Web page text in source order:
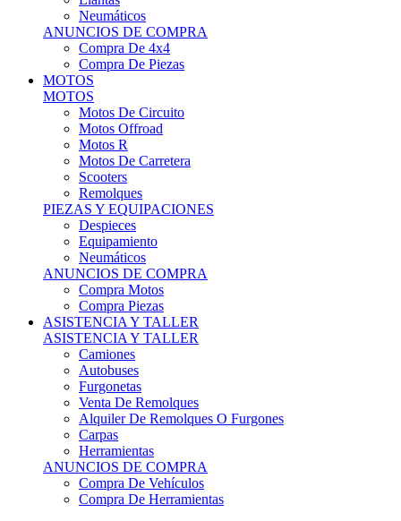
Neumáticos
ANUNCIOS DE COMPRA
Compra De 4x4
Compra De Piezas
MOTOS
MOTOS
Motos De Circuito
Motos Offroad
Motos R
Motos De Carretera
Scooters
Remolques
PIEZAS Y EQUIPACIONES
Despieces
Equipamiento
Neumáticos
ANUNCIOS DE COMPRA
Compra Motos
Compra Piezas
ASISTENCIA Y TALLER
ASISTENCIA Y TALLER
Camiones
Autobuses
Furgonetas
Venta De Remolques
Alquiler De Remolques O Furgones
Carpas
Herramientas
ANUNCIOS DE COMPRA
Compra De Vehículos
Compra De Herramientas